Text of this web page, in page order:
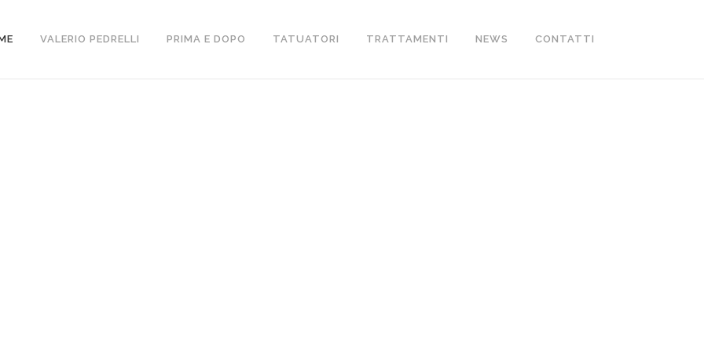
VALERIO PEDRELLI PRIMA E DOPO TATUATORI TRATTAMENTI NEWS CONTATTI